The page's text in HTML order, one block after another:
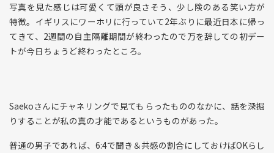
写真を見た感じは可愛くて頭が良さそう、少し険のある笑い方が
特徴。イギリスにワーホリに行っていて2年ぶりに最近日本に帰っ
てきて、2週間の自主隔離期間が終わったので万を辞しての初デー
トが今日ちょうど終わったところ。
Saekoさんにチャネリングで見てもらったもののなかに、話を深掘
りすることが私の真の才能であるというものがあった。
普通の男子であれば、6:4で聞き＆共感の割合にしておけばOKらし